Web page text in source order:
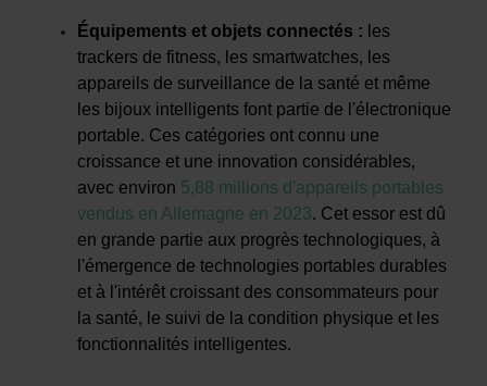
Équipements et objets connectés : les
trackers de fitness, les smartwatches, les
appareils de surveillance de la santé et même
les bijoux intelligents font partie de l'électronique
portable. Ces catégories ont connu une
croissance et une innovation considérables,
avec environ 5,88 millions d'appareils portables
vendus en Allemagne en 2023. Cet essor est dû
en grande partie aux progrès technologiques, à
l'émergence de technologies portables durables
et à l'intérêt croissant des consommateurs pour
la santé, le suivi de la condition physique et les
fonctionnalités intelligentes.